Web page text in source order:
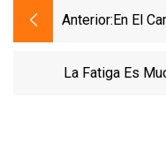
Anterior: En El
La Fatiga Es